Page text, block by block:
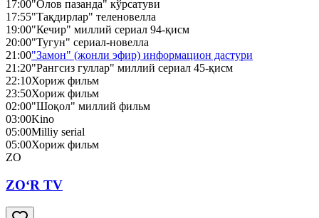
17:00"Олов пазанда" кўрсатуви
17:55"Тақдирлар" теленовелла
19:00"Кечир" миллий сериал 94-қисм
20:00"Тугун" сериал-новелла
21:00"Замон" (жонли эфир) информацион дастури
21:20"Рангсиз гуллар" миллий сериал 45-қисм
22:10Хориж фильм
23:50Хориж фильм
02:00"Шоқол" миллий фильм
03:00Kino
05:00Milliy serial
05:00Хориж фильм
ZO
ZO‘R TV